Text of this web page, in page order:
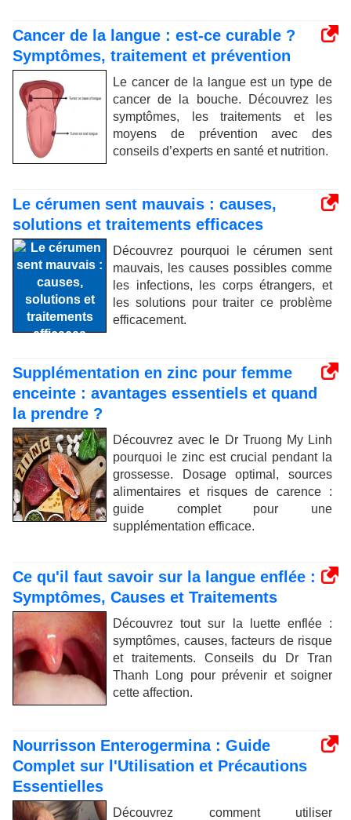
Cancer de la langue : est-ce curable ?
Symptômes, traitement et prévention
Le cancer de la langue est un type de
cancer de la bouche. Découvrez les
symptômes, les traitements et les
moyens de prévention avec des
conseils d’experts en santé et nutrition.
Le cérumen sent mauvais : causes,
solutions et traitements efficaces
Découvrez pourquoi le cérumen sent
mauvais, les causes possibles comme
les infections, les corps étrangers, et
les solutions pour traiter ce problème
efficacement.
Supplémentation en zinc pour femme
enceinte : avantages essentiels et quand
la prendre ?
Découvrez avec le Dr Truong My Linh
pourquoi le zinc est crucial pendant la
grossesse. Dosage optimal, sources
alimentaires et risques de carence :
guide complet pour une
supplémentation efficace.
Ce qu'il faut savoir sur la langue enflée :
Symptômes, Causes et Traitements
Découvrez tout sur la luette enflée :
symptômes, causes, facteurs de risque
et traitements. Conseils du Dr Tran
Thanh Long pour prévenir et soigner
cette affection.
Nourrisson Enterogermina : Guide
Complet sur l'Utilisation et Précautions
Essentielles
Découvrez comment utiliser